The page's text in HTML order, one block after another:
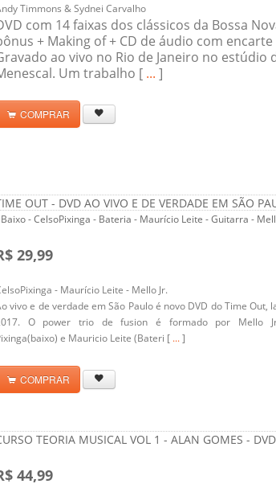
Timmons & Sydnei Carvalho
com 14 faixas dos clássicos da Bossa
+ Making of + CD de áudio com encarte
ao vivo no Rio de Janeiro no estúdio
Um trabalho [ ... ]
COMPRAR
OUT - DVD AO VIVO E DE VERDADE EM SÃO
- CelsoPixinga - Bateria - Maurício Leite - Guitarra -
29,99
- Maurício Leite - Mello Jr.
vivo e de verdade em São Paulo é novo DVD do Time Out,
O power trio de fusion é formado por Mello Jr
e Mauricio Leite (Bateri [ ...]
COMPRAR
TEORIA MUSICAL VOL 1 - ALAN GOMES - DVD
44,99